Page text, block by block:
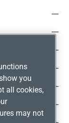
you
all cookies,
may not